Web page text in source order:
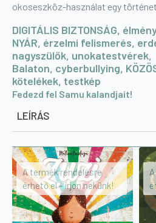
okoseszköz-használat egy
DIGITÁLIS BIZTONSÁG,
NYÁR, érzelmi felismerés,
nagyszülők, unokatestvérek,
Balaton, cyberbullying,
kötelékek, testkép
Fedezd fel Samu kalandjait!
LEÍRÁS
A termék rendelésre
érhető el – írjon nekünk!